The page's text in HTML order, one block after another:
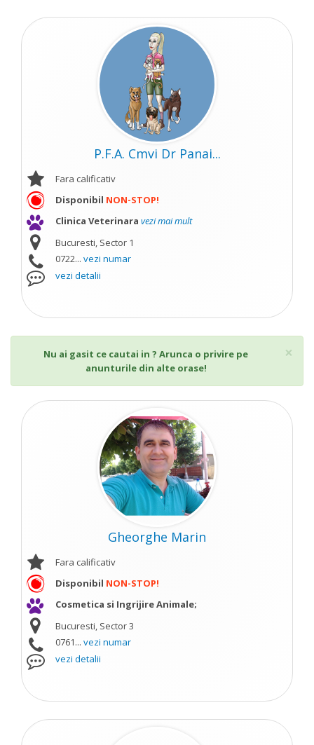
P.F.A. Cmvi Dr Panai...
Fara calificativ
Disponibil NON-STOP!
Clinica Veterinara vezi mai mult
Bucuresti, Sector 1
0722... vezi numar
vezi detalii
×
Nu ai gasit ce cautai in ? Arunca o privire pe
anunturile din alte orase!
Gheorghe Marin
Fara calificativ
Disponibil NON-STOP!
Cosmetica si Ingrijire Animale;
Bucuresti, Sector 3
0761... vezi numar
vezi detalii